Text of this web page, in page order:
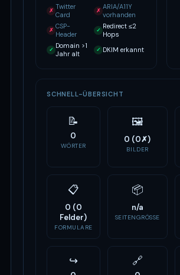
✗ Twitter
Card
✗ ARIA/A11Y
vorhanden
✗ CSP-
Header
✓ Redirect ≤2
Hops
✓ Domain >1
Jahr alt
✓ DKIM erkannt
SCHNELL-ÜBERSICHT
📝
0
WÖRTER
🖼
0 (0✗)
BILDER
📋
0 (0
Felder)
FORMULARE
📦
n/a
SEITENGRÖSSE
↪ 🔗